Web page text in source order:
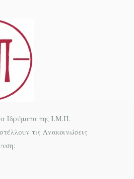
Ιδρύματα της Ι.Μ.Π.
τις Ανακοινώσεις